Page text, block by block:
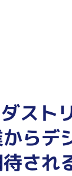
スト
らデ
され